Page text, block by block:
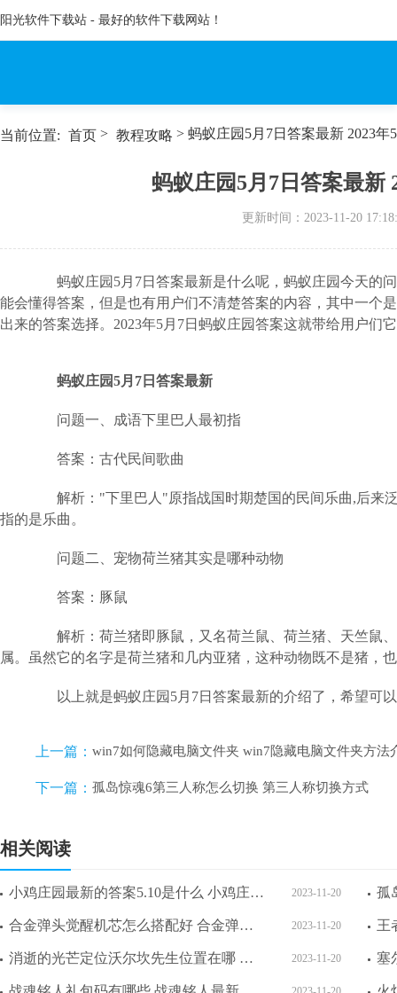
阳光软件下载站 - 最好的软件下载网站！
当前位置: 首页 > 教程攻略 > 蚂蚁庄园5月7日答案最新 2023年
蚂蚁庄园5月7日答案最新
更新时间： 2023-11-20
蚂蚁庄园5月7日答案最新是什么呢，蚂蚁庄园今天的
能会懂得答案，但是也有用户们不清楚答案的内容，其中一个
出来的答案选择。2023年5月7日蚂蚁庄园答案这就带给用户们
蚂蚁庄园5月7日答案最新
问题一、成语下里巴人最初指
答案：古代民间歌曲
解析："下里巴人"原指战国时期楚国的民间乐曲,后来
指的是乐曲。
问题二、宠物荷兰猪其实是哪种动物
答案：豚鼠
解析：荷兰猪即豚鼠，又名荷兰鼠、荷兰猪、天竺鼠、
属。虽然它的名字是荷兰猪和几内亚猪，这种动物既不是猪，
以上就是蚂蚁庄园5月7日答案最新的介绍了，希望可
上一篇： win7如何隐藏电脑文件夹 win7隐藏电脑文件夹方法
下一篇： 孤岛惊魂6第三人称怎么切换 第三人称切换方式
相关阅读
小鸡庄园最新的答案5.10是什么 小鸡庄园最新答题答案2023年5月10日 2023-11-20
合金弹头觉醒机芯怎么搭配好 合金弹头觉醒机芯搭配攻略一览 2023-11-20
消逝的光芒定位沃尔坎先生位置在哪 消逝的光芒定位沃尔坎先生位置攻略介绍 2023-11-20